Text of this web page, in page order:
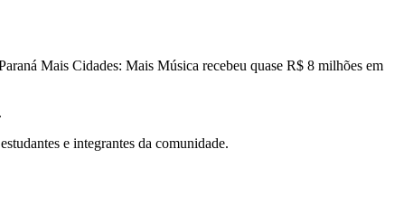
Mais Cidades: Mais Música recebeu quase R$ 8 milhões em
e integrantes da comunidade.